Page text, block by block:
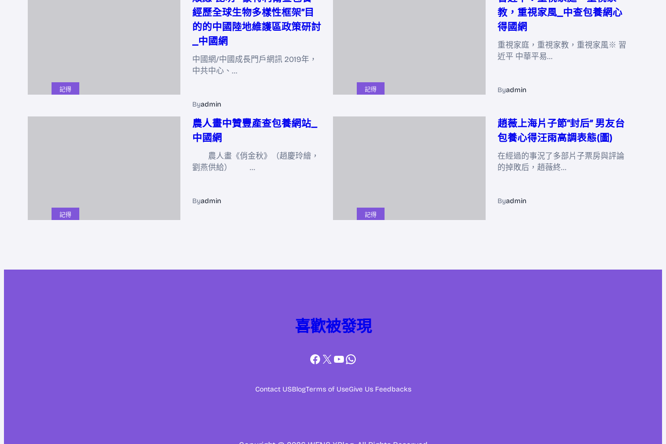
記得
經歷全球生物多樣性框架”目
的的中國陸地維護區政策研討
_中國網
中國網/中國成長門戶網訊 2019年，
中共中心、…
Byadmin
記得
教，重視家風_中查包養網心
得國網
重視家庭，重視家教，重視家風※ 習
近平 中華平易…
Byadmin
記得
農人畫中贊豐產查包養網站_
中國網
農人畫《俏金秋》（趙慶玲繪，
劉燕供給） …
Byadmin
記得
趙薇上海片子節“封后” 男友台
包養心得汪雨高調表態(圖)
在經過的事況了多部片子票房與評論
的掉敗后，趙薇終…
Byadmin
喜歡被發現
Facebook
X YouTube
WhatsApp
Contact USBlogTerms of UseGive Us Feedbacks